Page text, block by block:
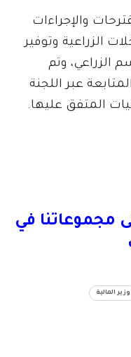
والإجراءات
الزراعية وتوفير
الزراعي، وتم
عبر اللجنة
المتفق عليها.
مجموعاتنا في
وزير المالية